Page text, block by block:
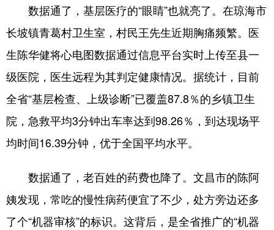
数据通了，基层医疗的“眼睛”也就亮了。在琼海市
长坡镇青葛村卫生室，村民王先生近期胸痛频繁。医
生陈华健将心电图数据通过信息平台实时上传至县一
级医院，医生远程为其判定健康情况。据统计，目前
全省“基层检查、上级诊断”已覆盖87.8％的乡镇卫生
院，急救平均3分钟出车率达到98.26％，到达现场平
均时间16.39分钟，优于全国平均水平。
数据通了，老百姓的药费也降了。文昌市的陈阿
姨发现，常吃的慢性病药便宜了不少，处方旁边还多
了个“机器审核”的标识。这背后，是全省推广的“机器